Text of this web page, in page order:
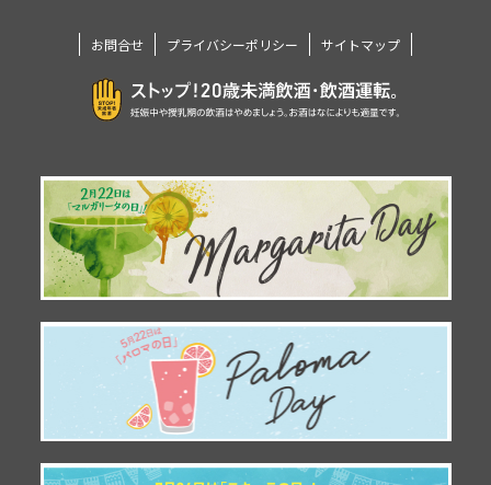
お問合せ プライバシーポリシー サイトマップ